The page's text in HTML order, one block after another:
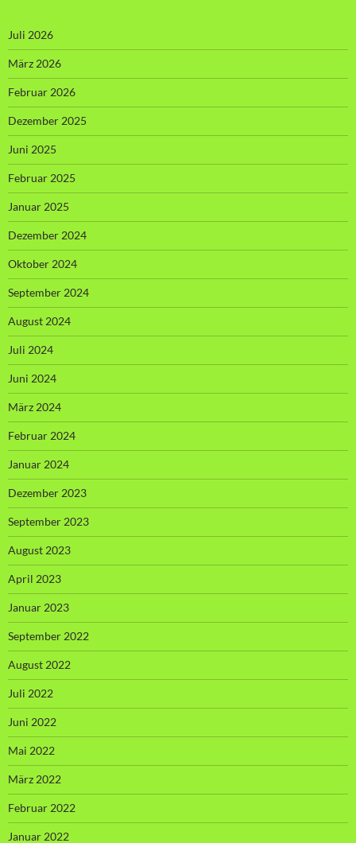
Juli 2026
März 2026
Februar 2026
Dezember 2025
Juni 2025
Februar 2025
Januar 2025
Dezember 2024
Oktober 2024
September 2024
August 2024
Juli 2024
Juni 2024
März 2024
Februar 2024
Januar 2024
Dezember 2023
September 2023
August 2023
April 2023
Januar 2023
September 2022
August 2022
Juli 2022
Juni 2022
Mai 2022
März 2022
Februar 2022
Januar 2022